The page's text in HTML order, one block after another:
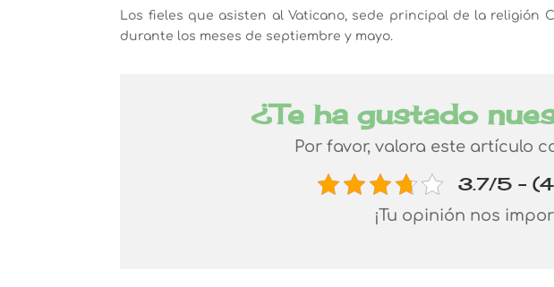
Los fieles que asisten al Vaticano, sede principal de la religión
durante los meses de septiembre y mayo.
¿Te ha gustado
Por favor, valora este artículo
3.7/5 -
¡Tu opinión nos